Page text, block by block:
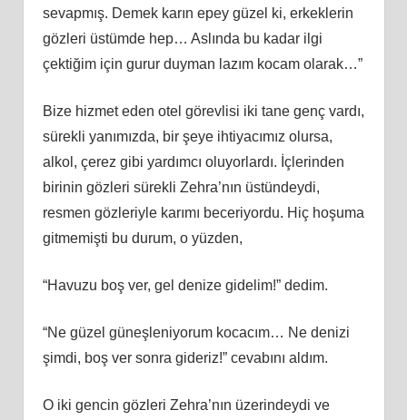
sevapmış. Demek karın epey güzel ki, erkeklerin
gözleri üstümde hep… Aslında bu kadar ilgi
çektiğim için gurur duyman lazım kocam olarak…”
Bize hizmet eden otel görevlisi iki tane genç vardı,
sürekli yanımızda, bir şeye ihtiyacımız olursa,
alkol, çerez gibi yardımcı oluyorlardı. İçlerinden
birinin gözleri sürekli Zehra’nın üstündeydi,
resmen gözleriyle karımı beceriyordu. Hiç hoşuma
gitmemişti bu durum, o yüzden,
“Havuzu boş ver, gel denize gidelim!” dedim.
“Ne güzel güneşleniyorum kocacım… Ne denizi
şimdi, boş ver sonra gideriz!” cevabını aldım.
O iki gencin gözleri Zehra’nın üzerindeydi ve